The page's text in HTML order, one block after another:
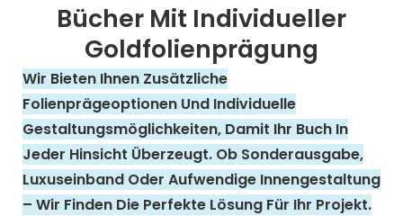
Bücher Mit Individueller
Goldfolienprägung
Wir Bieten Ihnen Zusätzliche
Folienprägeoptionen Und Individuelle
Gestaltungsmöglichkeiten, Damit Ihr Buch In
Jeder Hinsicht Überzeugt. Ob Sonderausgabe,
Luxuseinband Oder Aufwendige Innengestaltung
– Wir Finden Die Perfekte Lösung Für Ihr Projekt.